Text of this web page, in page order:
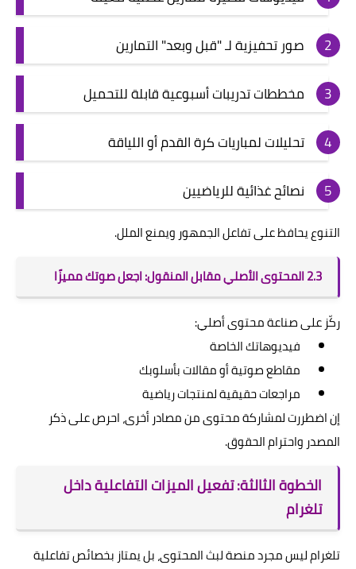
صور تحفيزية لـ "قبل وبعد" التمارين
مخططات تدريبات أسبوعية قابلة للتحميل
تحليلات لمباريات كرة القدم أو اللياقة
نصائح غذائية للرياضيين
التنوع يحافظ على تفاعل الجمهور ويمنع الملل.
2.3 المحتوى الأصلي مقابل المنقول: اجعل صوتك مميزًا
ركّز على صناعة محتوى أصلي:
فيديوهاتك الخاصة
مقاطع صوتية أو مقالات بأسلوبك
مراجعات حقيقية لمنتجات رياضية
إن اضطررت لمشاركة محتوى من مصادر أخرى، احرص على ذكر
المصدر واحترام الحقوق.
الخطوة الثالثة: تفعيل الميزات التفاعلية داخل
تلغرام
تلغرام ليس مجرد منصة لبث المحتوى، بل يمتاز بخصائص تفاعلية